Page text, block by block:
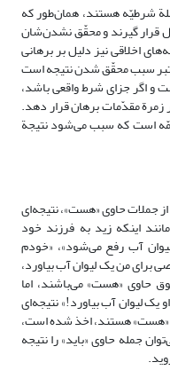
شرطیّه هستند، همان‌طور که
قرار گیرند و محقّق نشدن‌شان
اخلاقی نیز دلیل بر برهانی
سبب محقّق شدن نتیجه است
و اگر جزای شرط واقعی باشد،
زمرة مقدّمات برهان قرار دهد.
است که سبب می‌شود نتیجة
جملات حاوی «هست»، نتیجه‌ای
اینکه زید به فرزند خود
آب رفع می‌شود»، «خودم
برای من یک لیوان آب بیاورد،
حاوی «هست» می‌باشند، اما
یک لیوان آب بیاورد!» نتیجه‌ای
«هست» هستند، اخذ شده است،
جمله حاوی «باید» را نتیجه